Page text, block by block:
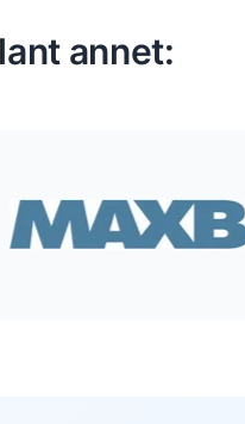
annet: